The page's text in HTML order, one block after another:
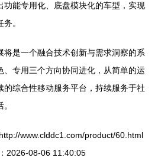
功能专用化、底盘模块化的车型，实现
。
将是一个融合技术创新与需求洞察的系
、专用三个方向协同进化，从简单的运
的综合性移动服务平台，持续服务于社
www.clddc1.com/product/60.html
2026-08-06 11:40:05